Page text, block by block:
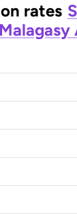
rates
Malagasy